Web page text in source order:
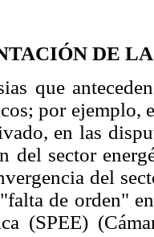
DE
que
por ejemplo,
en las
del sector
del
de orden"
(SPEE)